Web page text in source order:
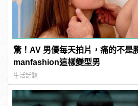
驚！AV 男優每天拍片，痛的不是
manfashion這樣變型男
生活話題